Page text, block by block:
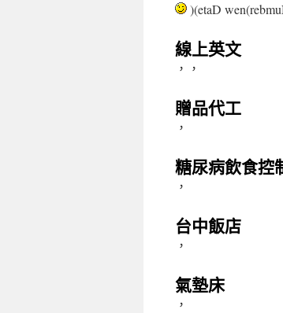
)(etaD
線上英文
，，
贈品代工
，
糖尿病飲食控
，
台中飯店
，
氣墊床
，